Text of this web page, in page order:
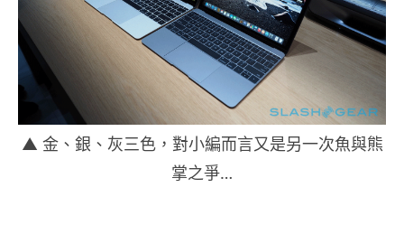
▲ 金、銀、灰三色，對小編而言又是另一次魚與熊
掌之爭…